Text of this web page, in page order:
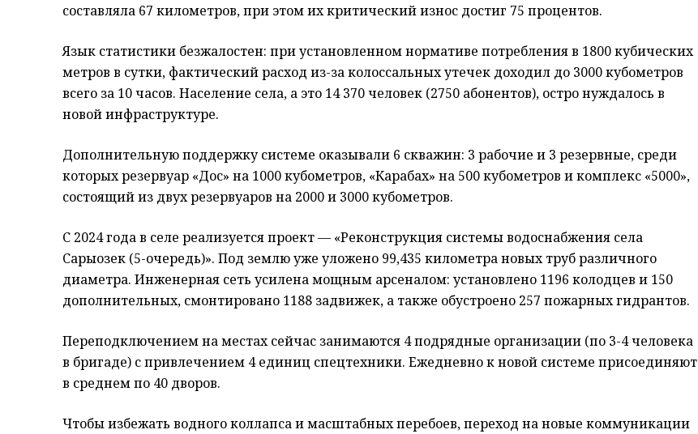
составляла 67 километров, при этом их критический износ достиг 75 процентов.
Язык статистики безжалостен: при установленном нормативе потребления в 1800 кубических
метров в сутки, фактический расход из-за колоссальных утечек доходил до 3000 кубометров
всего за 10 часов. Население села, а это 14 370 человек (2750 абонентов), остро нуждалось в
новой инфраструктуре.
Дополнительную поддержку системе оказывали 6 скважин: 3 рабочие и 3 резервные, среди
которых резервуар «Дос» на 1000 кубометров, «Карабах» на 500 кубометров и комплекс «5000»,
состоящий из двух резервуаров на 2000 и 3000 кубометров.
С 2024 года в селе реализуется проект — «Реконструкция системы водоснабжения села
Сарыозек (5-очередь)». Под землю уже уложено 99,435 километра новых труб различного
диаметра. Инженерная сеть усилена мощным арсеналом: установлено 1196 колодцев и 150
дополнительных, смонтировано 1188 задвижек, а также обустроено 257 пожарных гидрантов.
Переподключением на местах сейчас занимаются 4 подрядные организации (по 3-4 человека
в бригаде) с привлечением 4 единиц спецтехники. Ежедневно к новой системе присоединяют
в среднем по 40 дворов.
Чтобы избежать водного коллапса и масштабных перебоев, переход на новые коммуникации